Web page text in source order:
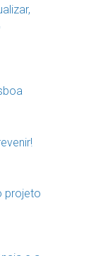
projeto